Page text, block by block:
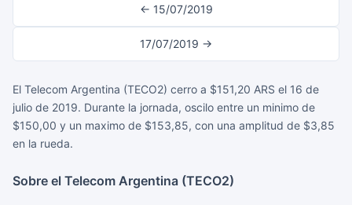
← 15/07/2019
17/07/2019 →
El Telecom Argentina (TECO2) cerro a $151,20 ARS el 16 de
julio de 2019. Durante la jornada, oscilo entre un minimo de
$150,00 y un maximo de $153,85, con una amplitud de $3,85
en la rueda.
Sobre el Telecom Argentina (TECO2)